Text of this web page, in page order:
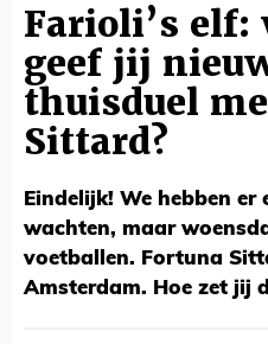
Farioli’s elf:
geef jij
thuisduel
Sittard?
Eindelijk! We hebben er
wachten, maar
voetballen. Fortuna
Amsterdam. Hoe zet jij